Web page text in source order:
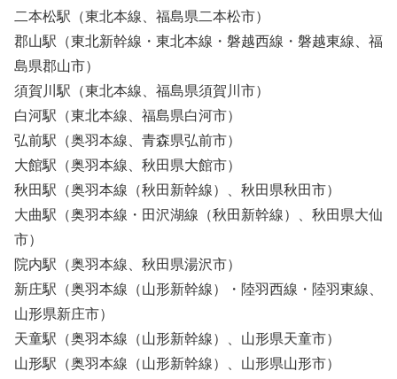
二本松駅（東北本線、福島県二本松市）
郡山駅（東北新幹線・東北本線・磐越西線・磐越東線、福
島県郡山市）
須賀川駅（東北本線、福島県須賀川市）
白河駅（東北本線、福島県白河市）
弘前駅（奥羽本線、青森県弘前市）
大館駅（奥羽本線、秋田県大館市）
秋田駅（奥羽本線（秋田新幹線）、秋田県秋田市）
大曲駅（奥羽本線・田沢湖線（秋田新幹線）、秋田県大仙
市）
院内駅（奥羽本線、秋田県湯沢市）
新庄駅（奥羽本線（山形新幹線）・陸羽西線・陸羽東線、
山形県新庄市）
天童駅（奥羽本線（山形新幹線）、山形県天童市）
山形駅（奥羽本線（山形新幹線）、山形県山形市）